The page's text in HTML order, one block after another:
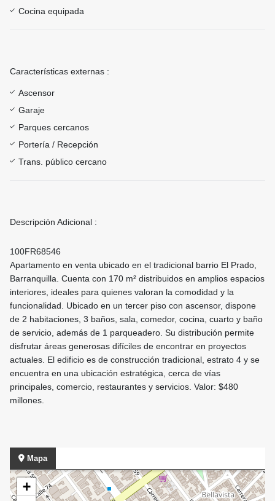
Cocina equipada
Características externas :
Ascensor
Garaje
Parques cercanos
Portería / Recepción
Trans. público cercano
Descripción Adicional :
100FR68546
Apartamento en venta ubicado en el tradicional barrio El Prado,
Barranquilla. Cuenta con 170 m² distribuidos en amplios espacios
interiores, ideales para quienes valoran la comodidad y la
funcionalidad. Ubicado en un tercer piso con ascensor, dispone
de 2 habitaciones, 3 baños, sala, comedor, cocina, cuarto y baño
de servicio, además de 1 parqueadero. Su distribución permite
disfrutar áreas generosas difíciles de encontrar en proyectos
actuales. El edificio es de construcción tradicional, estrato 4 y se
encuentra en una ubicación estratégica, cerca de vías
principales, comercio, restaurantes y servicios. Valor: $480
millones.
Mapa
+